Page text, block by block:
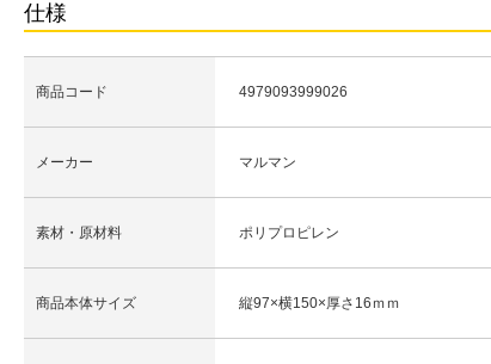
仕様
商品コード 4979093999026
メーカー マルマン
素材・原材料 ポリプロピレン
商品本体サイズ 縦97×横150×厚さ16ｍｍ